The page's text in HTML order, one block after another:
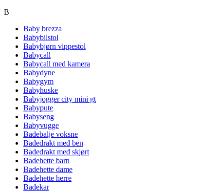
B
Baby brezza
Babybilstol
Babybjørn vippestol
Babycall
Babycall med kamera
Babydyne
Babygym
Babyhuske
Babyjogger city mini gt
Babypute
Babyseng
Babyvugge
Badebalje voksne
Badedrakt med ben
Badedrakt med skjørt
Badehette barn
Badehette dame
Badehette herre
Badekar